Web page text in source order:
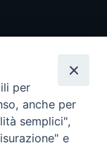
per
anche per
semplici",
e